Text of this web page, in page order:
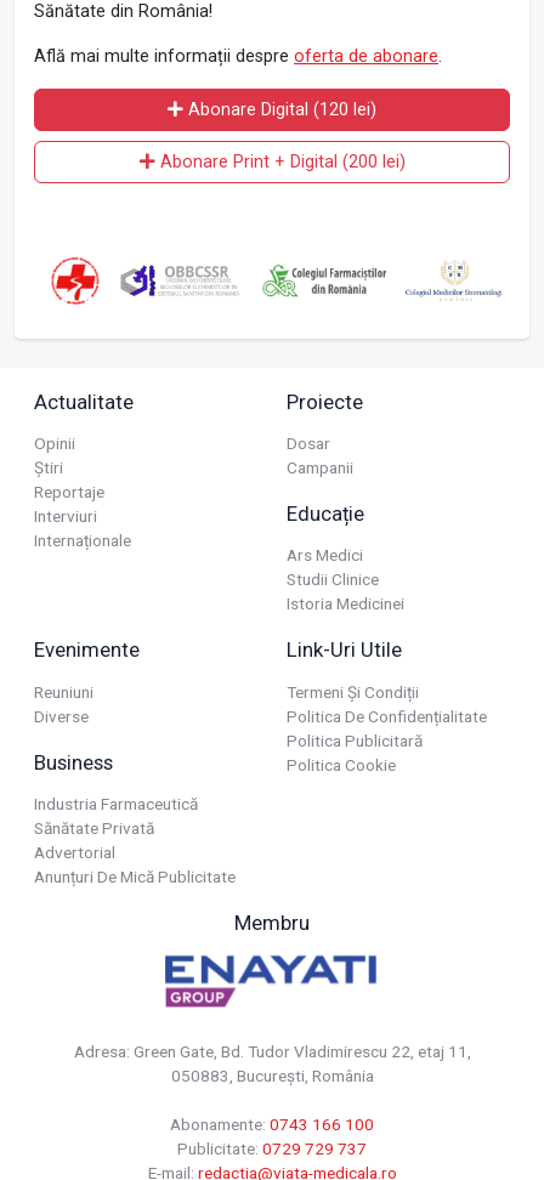
Sănătate din România!
Află mai multe informații despre oferta de abonare.
Abonare Digital (120 lei)
Abonare Print + Digital (200 lei)
Actualitate
Opinii
Știri
Reportaje
Interviuri
Internaționale
Proiecte
Dosar
Campanii
Educație
Ars Medici
Studii Clinice
Istoria Medicinei
Evenimente
Reuniuni
Diverse
Business
Industria Farmaceutică
Sănătate Privată
Advertorial
Anunțuri De Mică Publicitate
Link-Uri Utile
Termeni Și Condiții
Politica De Confidențialitate
Politica Publicitară
Politica Cookie
Membru
Adresa: Green Gate, Bd. Tudor Vladimirescu 22, etaj 11,
050883, Bucureşti, România
Abonamente: 0743 166 100
Publicitate: 0729 729 737
E-mail: redactia@viata-medicala.ro